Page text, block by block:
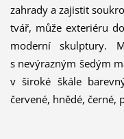
zahrady a zajistit
tvář, může exteriéru
moderní skulptury.
s nevýrazným šedým
v široké škále
červené, hnědé, černé,